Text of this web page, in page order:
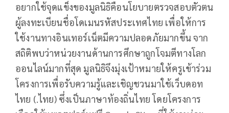
อยากใช้จุดแข็งของมูลนิธิคือนโยบายตรวจสอบตัวตน
ผู้ลงทะเบียนชื่อโดเมนรหัสประเทศไทย เพื่อให้การ
ใช้งานทางอินเทอร์เน็ตมีความปลอดภัยมากขึ้น จาก
สถิติพบว่าหน่วยงานด้านการศึกษาถูกโจมตีทางโลก
ออนไลน์มากที่สุด มูลนิธิจึงมุ่งเป้าหมายให้ครูเข้าร่วม
โครงการเพื่อรับความรู้และเชิญชวนมาใช้เว็บดอท
ไทย (.ไทย) ซึ่งเป็นภาษาท้องถิ่นไทย โดยโครงการ